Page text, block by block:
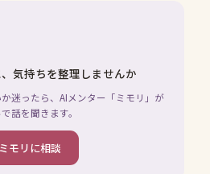
気持ちを整理しませんか
迷ったら、AIメンター「ミモリ」が
話を聞きます。
ミモリに相談